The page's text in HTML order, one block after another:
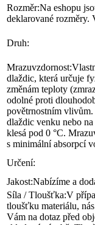
Rozměr:Na eshopu
deklarované rozměry.
Druh:
Mrazuvzdornost:
dlaždic, která určuje
změnám teploty
odolné proti
povětrnostním
dlaždic venku nebo
klesá pod 0 °C.
s minimální absorpcí
Určení:
Jakost:Nabízíme a
Síla / Tloušťka:V
tloušťku materiálu,
Vám na dotaz před